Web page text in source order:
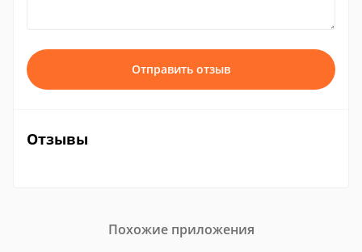
Отправить отзыв
Отзывы
Похожие приложения